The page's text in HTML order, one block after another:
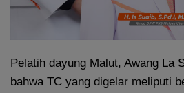
Pelatih dayung Malut, Awang La
bahwa TC yang digelar meliputi